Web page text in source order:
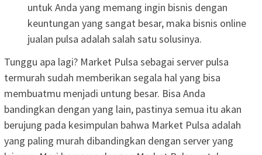
untuk Anda yang memang ingin bisnis dengan
keuntungan yang sangat besar, maka bisnis online
jualan pulsa adalah salah satu solusinya.
Tunggu apa lagi? Market Pulsa sebagai server pulsa
termurah sudah memberikan segala hal yang bisa
membuatmu menjadi untung besar. Bisa Anda
bandingkan dengan yang lain, pastinya semua itu akan
berujung pada kesimpulan bahwa Market Pulsa adalah
yang paling murah dibandingkan dengan server yang